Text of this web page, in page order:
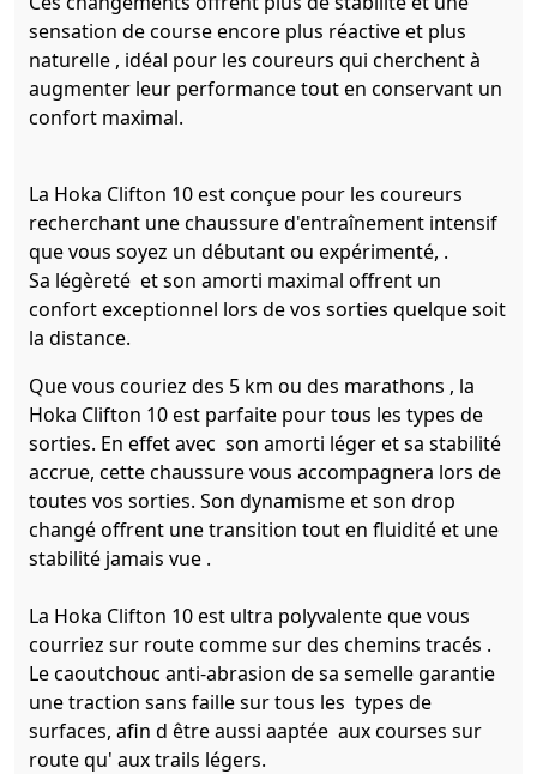
sensation de course encore plus réactive et plus
naturelle , idéal pour les coureurs qui cherchent à
augmenter leur performance tout en conservant un
confort maximal.
La Hoka Clifton 10 est conçue pour les coureurs
recherchant une chaussure d'entraînement intensif
que vous soyez un débutant ou expérimenté, .
Sa légèreté et son amorti maximal offrent un
confort exceptionnel lors de vos sorties quelque soit
la distance.
Que vous couriez des 5 km ou des marathons , la
Hoka Clifton 10 est parfaite pour tous les types de
sorties. En effet avec son amorti léger et sa stabilité
accrue, cette chaussure vous accompagnera lors de
toutes vos sorties. Son dynamisme et son drop
changé offrent une transition tout en fluidité et une
stabilité jamais vue .
La Hoka Clifton 10 est ultra polyvalente que vous
courriez sur route comme sur des chemins tracés .
Le caoutchouc anti-abrasion de sa semelle garantie
une traction sans faille sur tous les types de
surfaces, afin d être aussi aaptée aux courses sur
route qu' aux trails légers.